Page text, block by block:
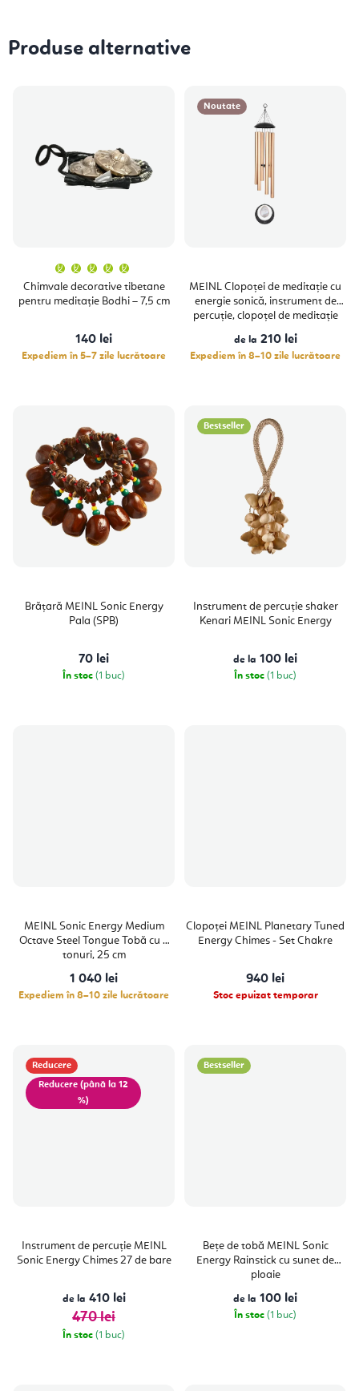
Produse alternative
Chimvale decorative tibetane
pentru meditație Bodhi – 7,5 cm
a
produsului
este
140 lei
Expediem în 5–7 zile lucrătoare
Noutate
MEINL Clopoței de meditație cu
energie sonică, instrument de
percuție, clopoțel de meditație
de la 210 lei
Expediem în 8–10 zile lucrătoare
Brățară MEINL Sonic Energy
Pala (SPB)
70 lei
În stoc (1 buc)
Bestseller
Instrument de percuție shaker
Kenari MEINL Sonic Energy
de la 100 lei
În stoc (1 buc)
MEINL Sonic Energy Medium
Octave Steel Tongue Tobă cu 8
tonuri, 25 cm
1 040 lei
Expediem în 8–10 zile lucrătoare
Clopoței MEINL Planetary Tuned
Energy Chimes - Set Chakre
940 lei
Stoc epuizat temporar
Reducere
(până la 12
%)
Instrument de percuție MEINL
Sonic Energy Chimes 27 de bare
de la 410 lei
470 lei
În stoc (1 buc)
Bestseller
Bețe de tobă MEINL Sonic
Energy Rainstick cu sunet de
ploaie
de la 100 lei
În stoc (1 buc)